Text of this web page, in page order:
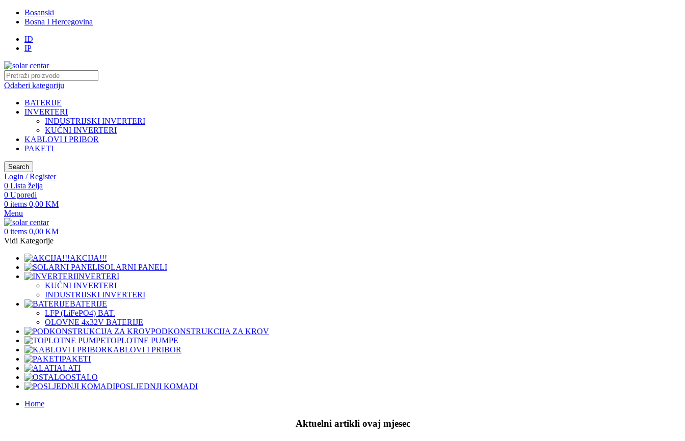
Bosanski
Bosna I Hercegovina
ID
IP
Odaberi kategoriju
BATERIJE
INVERTERI
INDUSTRIJSKI INVERTERI
KUĆNI INVERTERI
KABLOVI I PRIBOR
PAKETI
Search
Login / Register
0 Lista želja
0 Uporedi
0 items 0,00 KM
Menu
0 items 0,00 KM
Vidi Kategorije
AKCIJA!!!
SOLARNI PANELI
INVERTERI
KUĆNI INVERTERI
INDUSTRIJSKI INVERTERI
BATERIJE
LFP (LiFeРО4) BAT.
OLOVNE 4x32V BATERIJE
PODKONSTRUKCIJA ZA KROV
TOPLOTNE PUMPE
KABLOVI I PRIBOR
PAKETI
ALATI
OSTALO
POSLJEDNJI KOMADI
Home
Aktuelni artikli ovaj mjesec